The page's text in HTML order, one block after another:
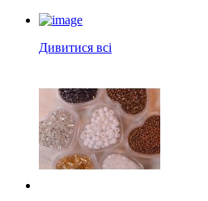
Дивитися всі